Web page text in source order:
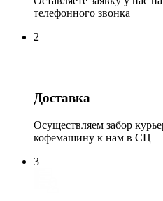
телефонного звонка
2
Доставка
Осуществляем забор
кофемашину к нам в СЦ
3